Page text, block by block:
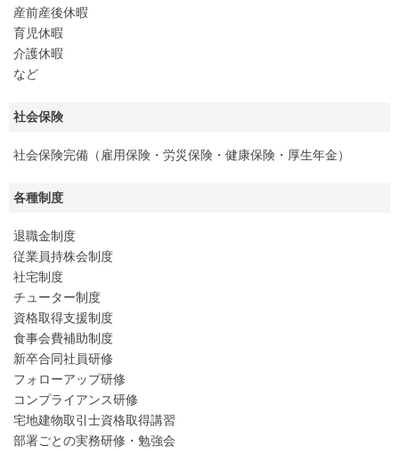
産前産後休暇
育児休暇
介護休暇
など
社会保険
社会保険完備（雇用保険・労災保険・健康保険・厚生年金）
各種制度
退職金制度
従業員持株会制度
社宅制度
チューター制度
資格取得支援制度
食事会費補助制度
新卒合同社員研修
フォローアップ研修
コンプライアンス研修
宅地建物取引士資格取得講習
部署ごとの実務研修・勉強会